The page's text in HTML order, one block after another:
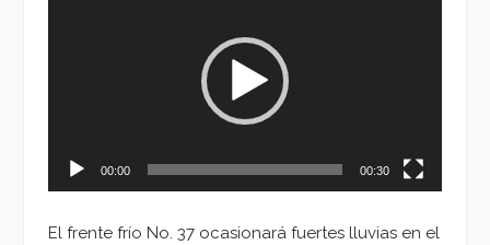
00:00 00:30
El frente frío No. 37 ocasionará fuertes lluvias en el